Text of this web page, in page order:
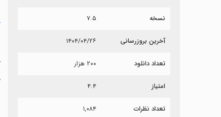
نسخه ۷.۵
آخرین بروزرسانی ۱۴۰۴/۰۴/۲۶
تعداد دانلود ۲۰۰ هزار
امتیاز ۴.۴
تعداد نظرات ۱,۰۸۴